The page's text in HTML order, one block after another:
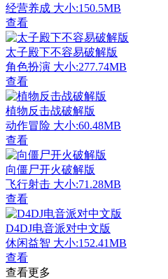
经营养成 大小:150.5MB
查看
太子殿下不容易破解版
角色扮演 大小:277.74MB
查看
植物反击战破解版
动作冒险 大小:60.48MB
查看
向僵尸开火破解版
飞行射击 大小:71.28MB
查看
D4DJ电音派对中文版
休闲益智 大小:152.41MB
查看
查看更多